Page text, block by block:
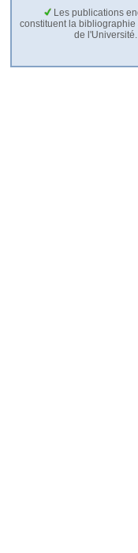
Les publications
constituent la bibliographie
de l'Université.